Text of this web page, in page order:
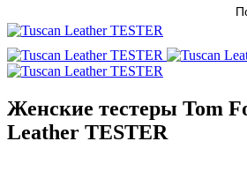
Женские тестеры Tom
Leather TESTER